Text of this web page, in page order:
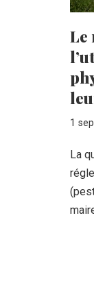
Le
1
La